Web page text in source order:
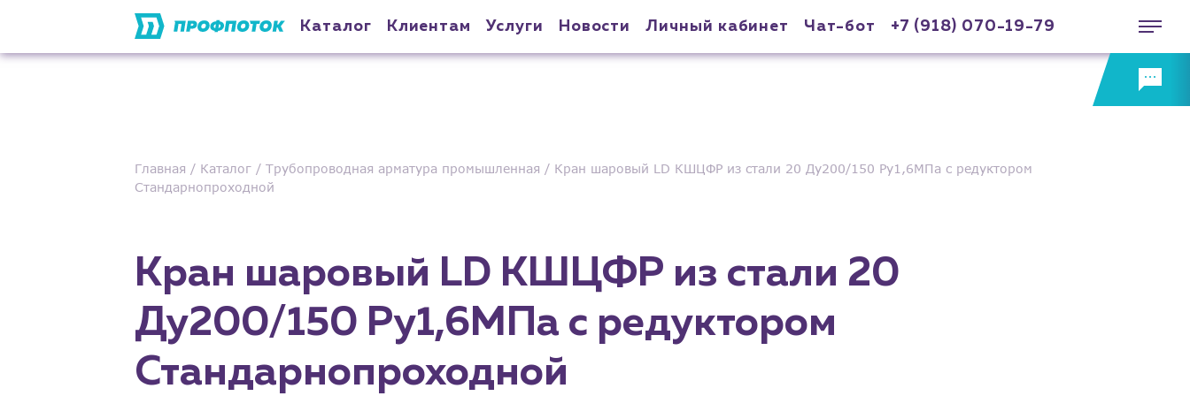
Каталог Клиентам Услуги Новости Личный кабинет Чат-бот +7 (918) 070-19-79
Главная Каталог Трубопроводная арматура промышленная
Кран шаровый LD КШЦФР из стали 20 Ду200/150 Ру1,6МПа с редуктором
Стандарнопроходной
Кран шаровый LD КШЦФР из стали 20
Ду200/150 Ру1,6МПа с редуктором
Стандарнопроходной